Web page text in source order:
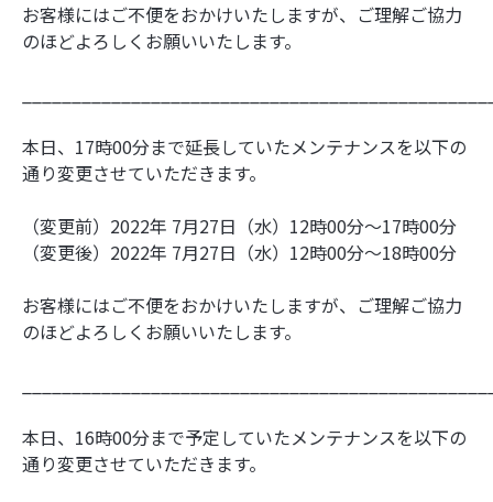
お客様にはご不便をおかけいたしますが、ご理解ご協力
のほどよろしくお願いいたします。
本日、17時00分まで延長していたメンテナンスを以下の
通り変更させていただきます。
（変更前）2022年 7月27日（水）12時00分～17時00分
（変更後）2022年 7月27日（水）12時00分～18時00分
お客様にはご不便をおかけいたしますが、ご理解ご協力
のほどよろしくお願いいたします。
本日、16時00分まで予定していたメンテナンスを以下の
通り変更させていただきます。